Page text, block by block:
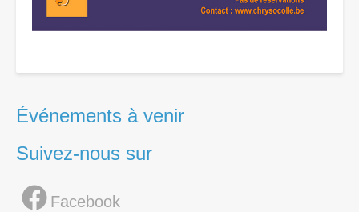
Événements à venir
Suivez-nous sur
Facebook